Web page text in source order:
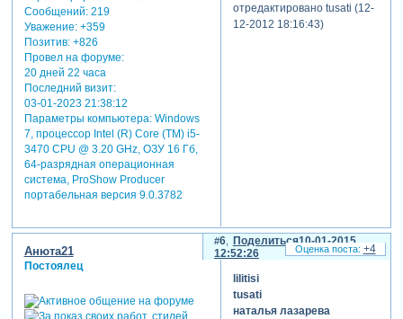
Сообщений:219
Уважение: +359
Позитив: +826
Провел на форуме:
20 дней 22 часа
Последний визит:
03-01-2023 21:38:12
Параметры компьютера:Windows
7, процессор Intel (R) Core (TM) i5-
3470 CPU @ 3.20 GHz, ОЗУ 16 Гб,
64-разрядная операционная
система, ProShow Producer
портабельная версия 9.0.3782
отредактировано tusati (12-
12-2012 18:16:43)
Поделиться
6
10-01-2015
12:52:26
Анюта21
Постоялец
lilitisi
tusati
наталья лазарева
+4